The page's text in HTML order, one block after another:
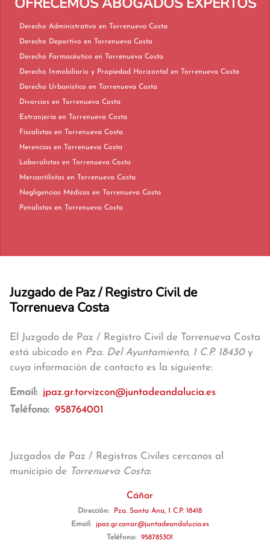
Derecho Administrativo en Torrenueva Costa
Derecho Deportivo en Torrenueva Costa
Derecho Farmacéutico en Torrenueva Costa
Derecho Inmobiliario y Propiedad Horizontal en Torrenueva Costa
Derecho Urbanístico en Torrenueva Costa
Divorcios en Torrenueva Costa
Extranjería en Torrenueva Costa
Fiscalistas en Torrenueva Costa
Herencias en Torrenueva Costa
Laboralistas en Torrenueva Costa
Mercantilistas en Torrenueva Costa
Negligencias Médicas en Torrenueva Costa
Penalistas en Torrenueva Costa
Juzgado de Paz / Registro Civil de
Torrenueva Costa
El Juzgado de Paz / Registro Civil de Torrenueva Costa
está ubicado en Pza. Del Ayuntamiento, 1 C.P. 18430y
cuya información de contacto es la siguiente:
Email: jpaz.gr.torvizcon@juntadeandalucia.es
Teléfono: 958764001
Juzgados de Paz / Registros Civiles cercanos al
municipio de Torrenueva Costa:
Cáñar
Dirección:
Pza. Santa Ana, 1 C.P. 18418
Email:
jpaz.gr.canar@juntadeandalucia.es
Teléfono:
958785301